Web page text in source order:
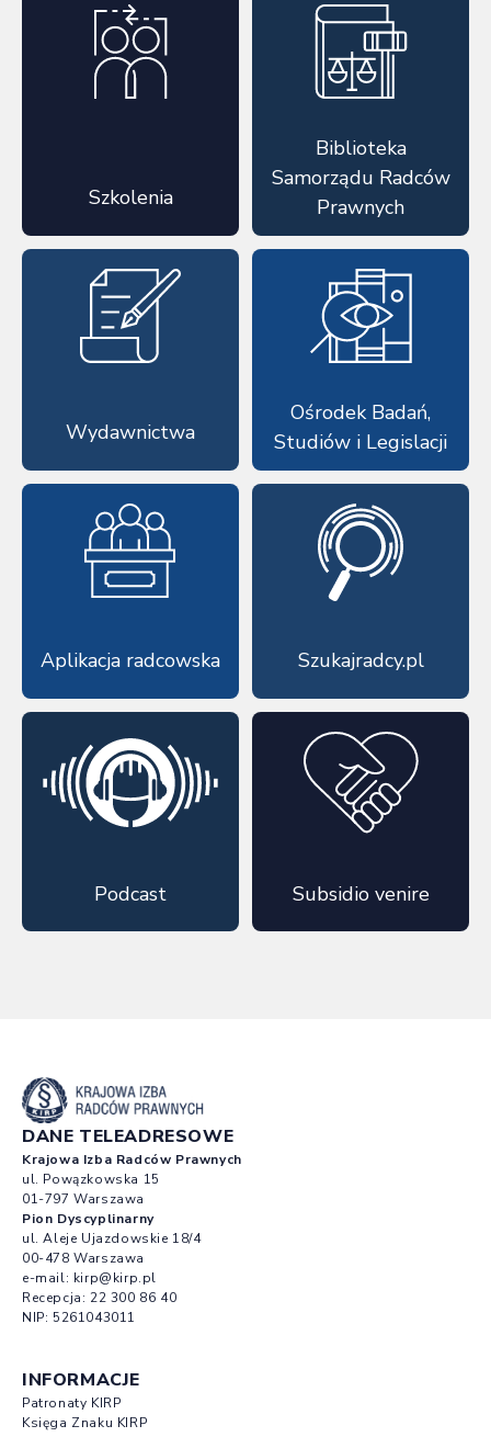
Szkolenia
Biblioteka
Samorządu Radców
Prawnych
Wydawnictwa
Ośrodek Badań,
Studiów i Legislacji
Aplikacja radcowska Szukajradcy.pl
Podcast Subsidio venire
DANE TELEADRESOWE
Krajowa Izba Radców Prawnych
ul. Powązkowska 15
01-797 Warszawa
Pion Dyscyplinarny
ul. Aleje Ujazdowskie 18/4
00-478 Warszawa
e-mail: kirp@kirp.pl
Recepcja: 22 300 86 40
NIP: 5261043011
INFORMACJE
Patronaty KIRP
Księga Znaku KIRP